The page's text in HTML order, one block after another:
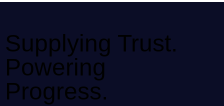
Supplying Trust.
Powering
Progress.